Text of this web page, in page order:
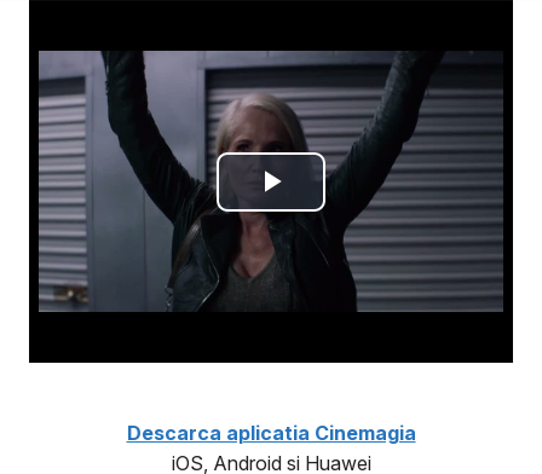
Descarca aplicatia Cinemagia
iOS, Android si Huawei